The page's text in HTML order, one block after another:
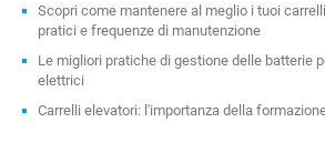
Scopri come mantenere al meglio i tuoi
pratici e frequenze di manutenzione
Le migliori pratiche di gestione delle batterie
elettrici
Carrelli elevatori: l'importanza della